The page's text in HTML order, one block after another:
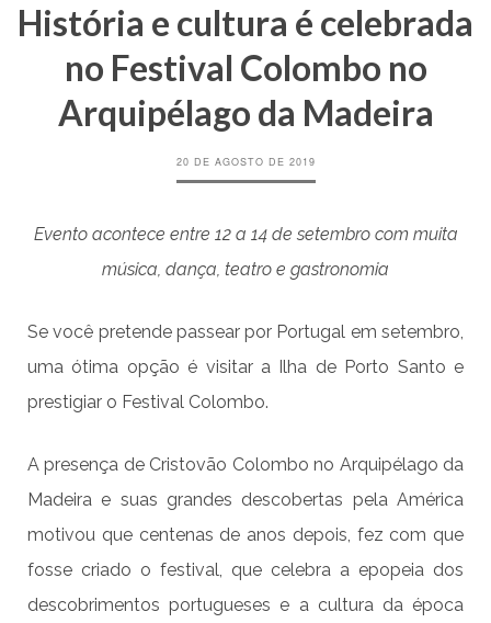
História e cultura é celebrada
no Festival Colombo no
Arquipélago da Madeira
20 DE AGOSTO DE 2019
Evento acontece entre 12 a 14 de setembro com muita
música, dança, teatro e gastronomia
Se você pretende passear por Portugal em setembro,
uma ótima opção é visitar a Ilha de Porto Santo e
prestigiar o Festival Colombo.
A presença de Cristovão Colombo no Arquipélago da
Madeira e suas grandes descobertas pela América
motivou que centenas de anos depois, fez com que
fosse criado o festival, que celebra a epopeia dos
descobrimentos portugueses e a cultura da época